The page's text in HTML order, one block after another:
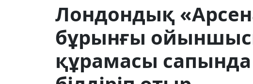
Лондондық
бұрынғы
құрамасы